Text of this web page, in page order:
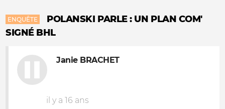
ENQUÊTE
POLANSKI PARLE : UN PLAN COM'
SIGNÉ BHL
Janie BRACHET
il y a 16 ans